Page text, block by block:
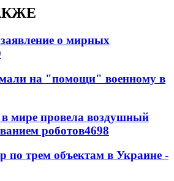
о мирных
на "помощи" военному в
мире провела воздушный
роботов4698
по трем объектам в Украине -